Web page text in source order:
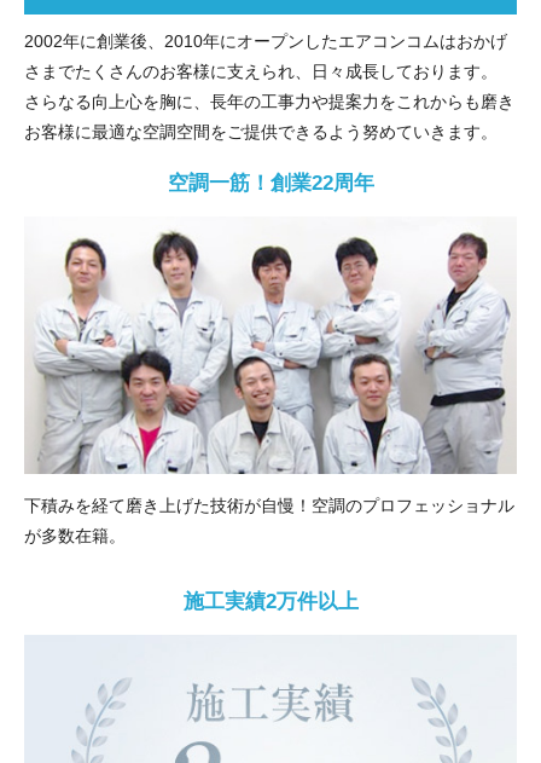
2002年に創業後、2010年にオープンしたエアコンコムはおかげ
さまでたくさんのお客様に支えられ、日々成長しております。
さらなる向上心を胸に、長年の工事力や提案力をこれからも磨き
お客様に最適な空調空間をご提供できるよう努めていきます。
空調一筋！創業22周年
下積みを経て磨き上げた技術が自慢！空調のプロフェッショナル
が多数在籍。
施工実績2万件以上